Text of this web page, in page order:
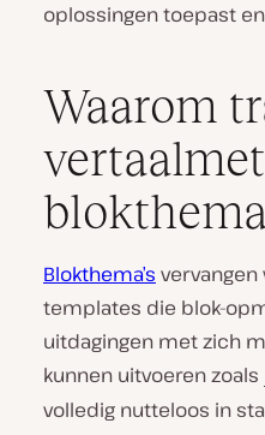
oplossingen toepast
Waarom
Blokthema’s vervangen
templates die blok-
uitdagingen met zich
kunnen uitvoeren zoals
volledig nutteloos in